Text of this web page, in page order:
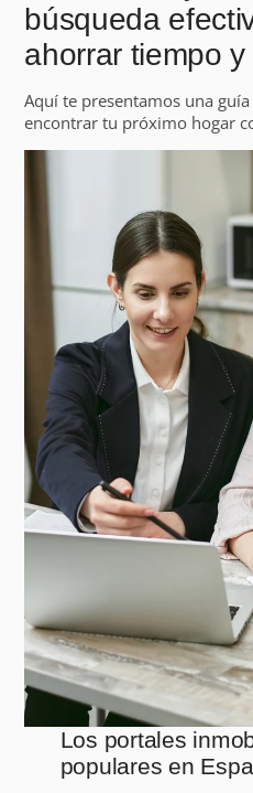
búsqueda
ahorrar tiempo
Aquí te presentamos una
encontrar tu próximo hogar
Los portales
populares en